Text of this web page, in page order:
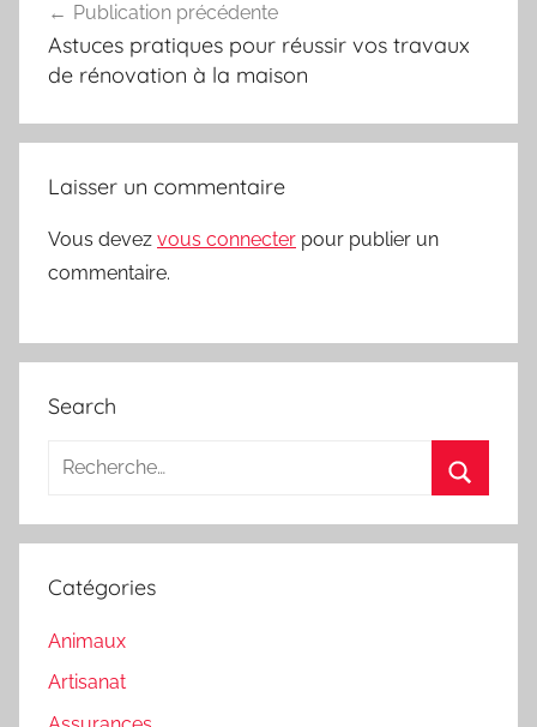
de
l’article
Publication précédente
Astuces pratiques pour réussir vos travaux
de rénovation à la maison
Laisser un commentaire
Vous devez vous connecter pour publier un
commentaire.
Search
Recherche
:
Catégories
Animaux
Artisanat